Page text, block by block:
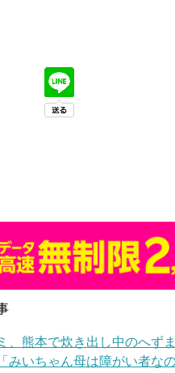
、熊本で炊き出し中のへ
みいちゃん母は障がい者な